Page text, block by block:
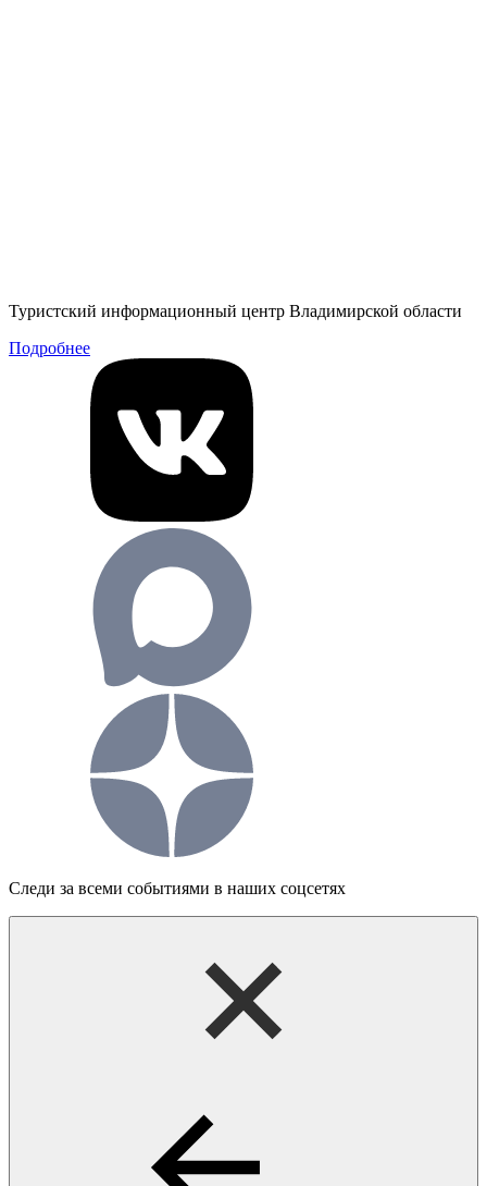
Туристский информационный центр Владимирской области
Подробнее
Следи за всеми событиями в наших соцсетях